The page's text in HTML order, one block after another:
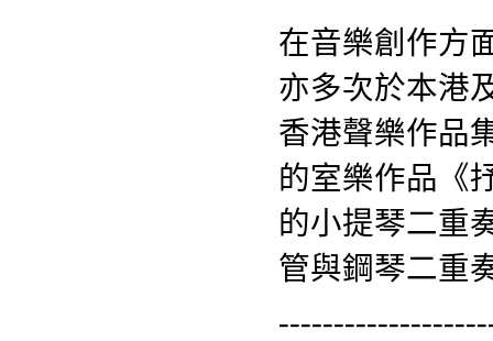
在音樂創作方
亦多次於本港
香港聲樂作品
的室樂作品《
的小提琴二重
管與鋼琴二重